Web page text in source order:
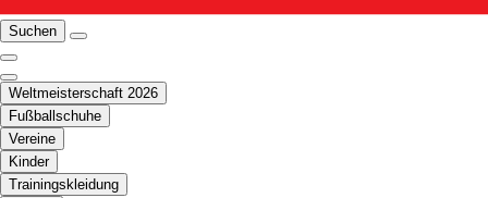
Suchen
Weltmeisterschaft 2026
Fußballschuhe
Vereine
Kinder
Trainingskleidung